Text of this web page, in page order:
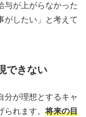
与が上がらなかった
がしたい」と考えて
できない
分が理想とするキャ
られます。将来の目